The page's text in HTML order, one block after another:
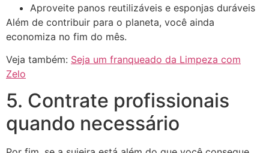
Aproveite panos reutilizáveis e esponjas duráveis
Além de contribuir para o planeta, você ainda
economiza no fim do mês.
Veja também: Seja um franqueado da Limpeza com
Zelo
5. Contrate profissionais
quando necessário